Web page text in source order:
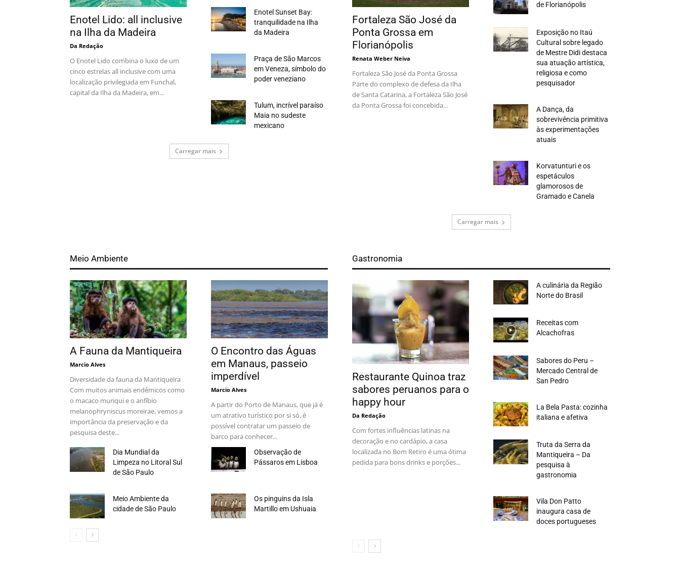
Enotel Lido: all inclusive
na Ilha da Madeira
Da Redação
O Enotel Lido combina o luxo de um
cinco estrelas all inclusive com uma
localização privilegiada em Funchal,
capital da Ilha da Madeira, em...
Enotel Sunset Bay:
tranquilidade na Ilha
da Madeira
Praça de São Marcos
em Veneza, símbolo do
poder veneziano
Tulum, incrível paraíso
Maia no sudeste
mexicano
Carregar mais
Fortaleza São José da
Ponta Grossa em
Florianópolis
Renata Weber Neiva
Fortaleza São José da Ponta Grossa
Parte do complexo de defesa da Ilha
de Santa Catarina, a Fortaleza São José
da Ponta Grossa foi concebida...
de Florianópolis
Exposição no Itaú
Cultural sobre legado
de Mestre Didi destaca
sua atuação artística,
religiosa e como
pesquisador
A Dança, da
sobrevivência primitiva
às experimentações
atuais
Korvatunturi e os
espetáculos
glamorosos de
Gramado e Canela
Carregar mais
Meio Ambiente
A Fauna da Mantiqueira
Marcio Alves
Diversidade da fauna da Mantiqueira
Com muitos animais endêmicos como
o macaco muriqui e o anfíbio
melanophryniscus moreirae, vemos a
importância da preservação e da
pesquisa deste...
O Encontro das Águas
em Manaus, passeio
imperdível
Marcio Alves
A partir do Porto de Manaus, que já é
um atrativo turístico por si só, é
possível contratar um passeio de
barco para conhecer...
Dia Mundial da
Limpeza no Litoral Sul
de São Paulo
Observação de
Pássaros em Lisboa
Meio Ambiente da
cidade de São Paulo
Os pinguins da Isla
Martillo em Ushuaia
Gastronomia
Restaurante Quinoa traz
sabores peruanos para o
happy hour
Da Redação
Com fortes influências latinas na
decoração e no cardápio, a casa
localizada no Bom Retiro é uma ótima
pedida para bons drinks e porções...
A culinária da Região
Norte do Brasil
Receitas com
Alcachofras
Sabores do Peru –
Mercado Central de
San Pedro
La Bela Pasta: cozinha
italiana e afetiva
Truta da Serra da
Mantiqueira – Da
pesquisa à
gastronomia
Vila Don Patto
inaugura casa de
doces portugueses